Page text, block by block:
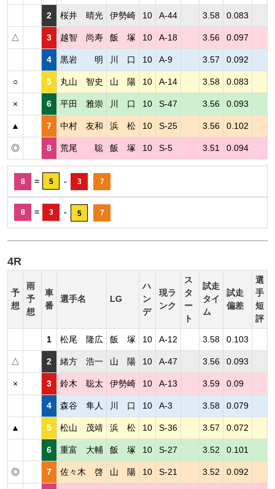
2 桜井 晴光 伊勢崎 10 A-44 3.58 0.083
△ 3 越智 尚寿 飯 塚 10 A-18 3.56 0.097
4 黒岩 明 川 口 10 A-9 3.57 0.092
○ 5 丸山 智史 山 陽 10 A-14 3.58 0.083
× 6 平田 雅崇 川 口 10 S-47 3.56 0.093
▲ 7 中村 友和 浜 松 10 S-25 3.56 0.102
◎ 8 荒尾 聡 飯 塚 10 S-5 3.51 0.094
8 = 5 - 3 7
8 = 3 - 5 7
4R
予
想
雨
予
想
車
番
選手名 LG
ハ
ン
デ
現ラ
ンク
ス
タ
ー
ト
試走
タイ
ム
試走
偏差
選
手
短
評
1 松尾 隆広 飯 塚 10 A-12 3.58 0.103
△ 2 緒方 浩一 山 陽 10 A-47 3.56 0.093
× 3 鈴木 聡太 伊勢崎 10 A-13 3.59 0.09
4 森谷 隼人 川 口 10 A-3 3.58 0.079
▲ 5 松山 茂靖 浜 松 10 S-36 3.57 0.072
6 重富 大輔 飯 塚 10 S-27 3.52 0.101
◎ 7 佐々木 啓 山 陽 10 S-21 3.52 0.092